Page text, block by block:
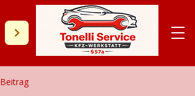
Beitrag